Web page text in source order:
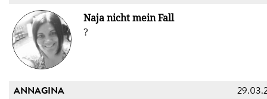
Naja nicht mein Fall
?
ANNAGINA